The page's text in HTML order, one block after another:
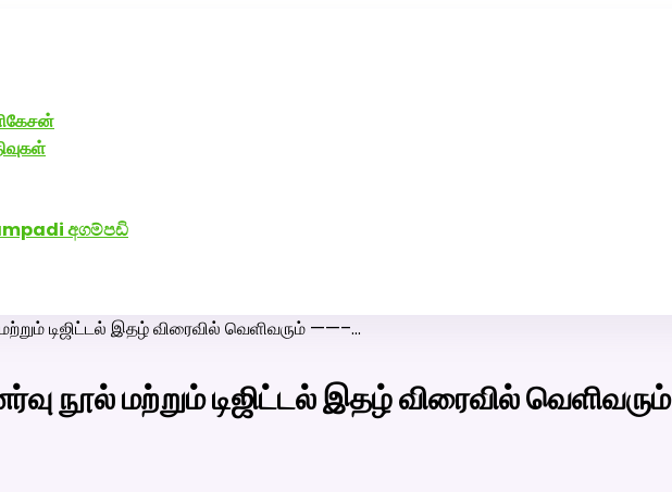
අගම්පඩි
டிஜிட்டல் இதழ் விரைவில் வெளிவரும் ——–…
நூல் மற்றும் டிஜிட்டல் இதழ் விரைவில்
அகமுடையார்மேட்ரி-பெண் வீட்டாருக்கு 100% இலவச திருமண சேவை! வாட்ஸப் எண்: